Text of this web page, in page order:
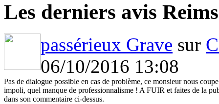
Les derniers avis Reims
passérieux Grave sur
06/10/2016 13:08
Pas de dialogue possible en cas de problème, ce monsieur nous
impoli, quel manque de professionnalisme ! A FUIR et faites de la
dans son commentaire ci-dessus.